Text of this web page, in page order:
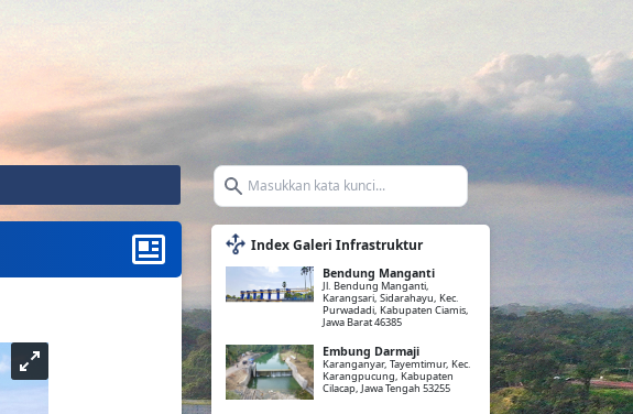
Search icon
Index Galeri Infrastruktur
Bendung Manganti
Jl. Bendung Manganti,
Karangsari, Sidarahayu, Kec.
Purwadadi, Kabupaten Ciamis,
Jawa Barat 46385
Embung Darmaji
Karanganyar, Tayemtimur, Kec.
Karangpucung, Kabupaten
Cilacap, Jawa Tengah 53255